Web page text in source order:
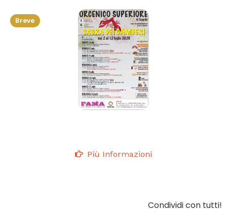
Breve
Più Informazioni
Condividi con tutti!